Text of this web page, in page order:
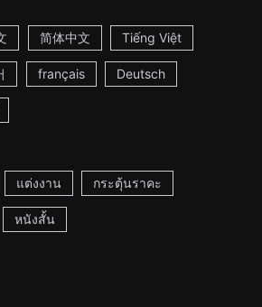
简体中文 Tiếng Việt
français Deutsch
แต่งงาน กระตุ้นราคะ
หนังสั้น